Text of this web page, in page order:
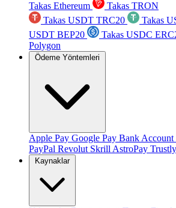
Takas Ethereum
Takas TRON
Takas USDT TRC20
Takas
USDT BEP20
Takas USDC
Polygon
Ödeme Yöntemleri
Apple Pay Google Pay Bank Account
PayPal Revolut Skrill AstroPay Trustly
Kaynaklar